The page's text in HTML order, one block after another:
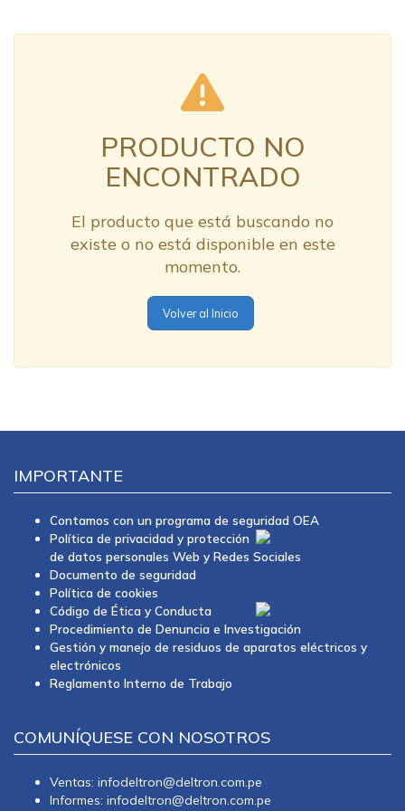
PRODUCTO NO
ENCONTRADO
El producto que está buscando no
existe o no está disponible en este
momento.
Volver al Inicio
IMPORTANTE
Contamos con un programa de seguridad OEA
Política de privacidad y protección
de datos personales Web y Redes Sociales
Documento de seguridad
Política de cookies
Código de Ética y Conducta
Procedimiento de Denuncia e Investigación
Gestión y manejo de residuos de aparatos eléctricos y
electrónicos
Reglamento Interno de Trabajo
COMUNÍQUESE CON NOSOTROS
Ventas: infodeltron@deltron.com.pe
Informes: infodeltron@deltron.com.pe